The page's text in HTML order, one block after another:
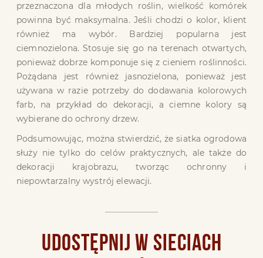
przeznaczona dla młodych roślin, wielkość komórek
powinna być maksymalna. Jeśli chodzi o kolor, klient
również ma wybór. Bardziej popularna jest
ciemnozielona. Stosuje się go na terenach otwartych,
ponieważ dobrze komponuje się z cieniem roślinności.
Pożądana jest również jasnozielona, ​​ponieważ jest
używana w razie potrzeby do dodawania kolorowych
farb, na przykład do dekoracji, a ciemne kolory są
wybierane do ochrony drzew.
Podsumowując, można stwierdzić, że siatka ogrodowa
służy nie tylko do celów praktycznych, ale także do
dekoracji krajobrazu, tworząc ochronny i
niepowtarzalny wystrój elewacji.
UDOSTĘPNIJ W SIECIACH